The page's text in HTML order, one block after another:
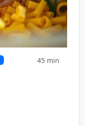
45 min